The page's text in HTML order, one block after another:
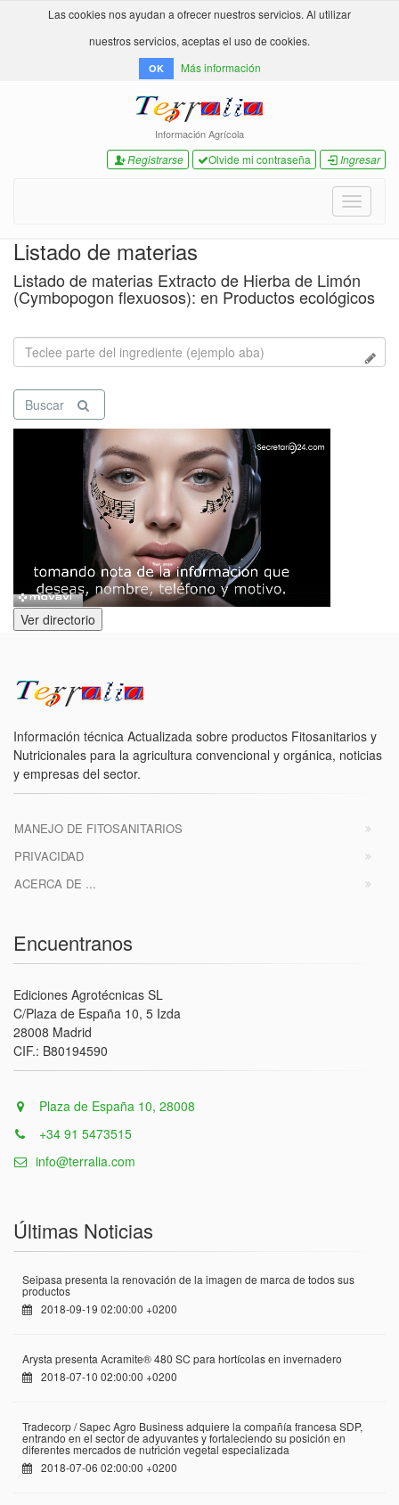
Las cookies nos ayudan a ofrecer nuestros servicios. Al utilizar
nuestros servicios, aceptas el uso de cookies.
OK Más información
Información Agrícola
Registrarse Olvide mi contraseña Ingresar
Toggle
Listado de materias
Listado de materias Extracto de Hierba de Limón
(Cymbopogon flexuosos): en Productos ecológicos
Buscar
Ver directorio
Información técnica Actualizada sobre productos Fitosanitarios y
Nutricionales para la agricultura convencional y orgánica, noticias
y empresas del sector.
MANEJO DE FITOSANITARIOS
PRIVACIDAD
ACERCA DE ...
Encuentranos
Ediciones Agrotécnicas SL
C/Plaza de España 10, 5 Izda
28008 Madrid
CIF.: B80194590
Plaza de España 10, 28008
+34 91 5473515
info@terralia.com
Últimas Noticias
Seipasa presenta la renovación de la imagen de marca de todos sus
productos
2018-09-19 02:00:00 +0200
Arysta presenta Acramite® 480 SC para hortícolas en invernadero
2018-07-10 02:00:00 +0200
Tradecorp / Sapec Agro Business adquiere la compañía francesa SDP,
entrando en el sector de adyuvantes y fortaleciendo su posición en
diferentes mercados de nutrición vegetal especializada
2018-07-06 02:00:00 +0200